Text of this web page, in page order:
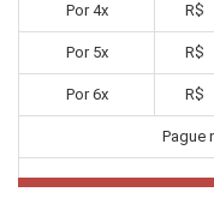
Por4x R$
Por 5x R$
Por6x R$
Pague